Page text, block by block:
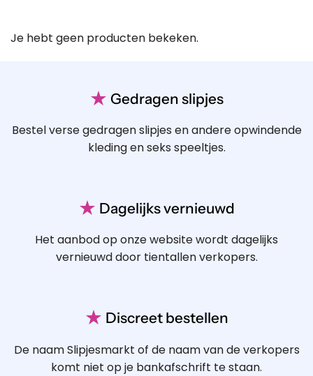
Je hebt geen producten bekeken.
★ Gedragen slipjes
Bestel verse gedragen slipjes en andere opwindende
kleding en seks speeltjes.
★ Dagelijks vernieuwd
Het aanbod op onze website wordt dagelijks
vernieuwd door tientallen verkopers.
★ Discreet bestellen
De naam Slipjesmarkt of de naam van de verkopers
komt niet op je bankafschrift te staan.